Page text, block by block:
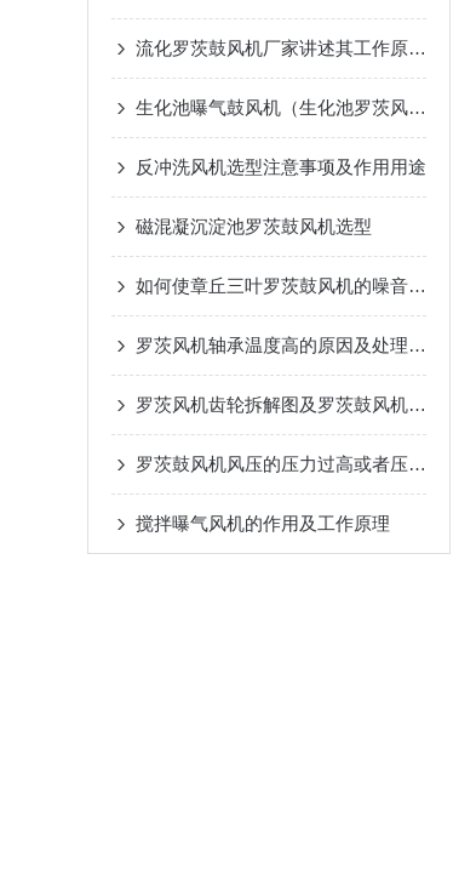
流化罗茨鼓风机厂家讲述其工作原理及作用​
生化池曝气鼓风机（生化池罗茨风机）的作用及工作原理
反冲洗风机选型注意事项及作用用途
磁混凝沉淀池罗茨鼓风机​选型
如何使章丘三叶罗茨鼓风机的噪音减小
罗茨风机轴承温度高的原因及处理方法
罗茨风机齿轮拆解图及罗茨鼓风机安装注意事项
罗茨鼓风机风压的压力过高或者压力不足的原因及解决办法
搅拌曝气风机的作用及工作原理